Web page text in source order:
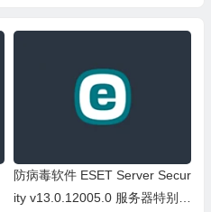
防病毒软件 ESET Server Secur
ity v13.0.12005.0 服务器特别版